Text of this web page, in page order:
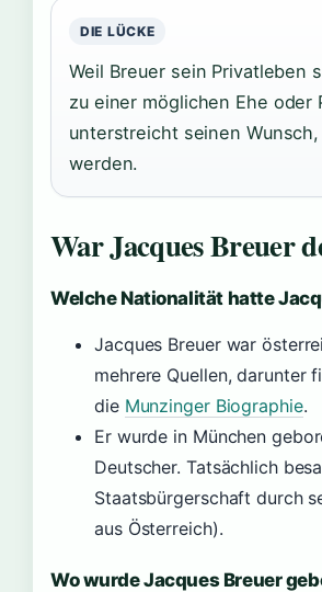
DIE LÜCKE
Weil Breuer sein Privatleben
zu einer möglichen Ehe
unterstreicht seinen
werden.
War Jacques Breuer
Welche Nationalität hatte
Jacques Breuer war
mehrere Quellen, darunter
die Munzinger Biographie.
Er wurde in München
Deutscher. Tatsächlich
Staatsbürgerschaft durch
aus Österreich).
Wo wurde Jacques Breuer